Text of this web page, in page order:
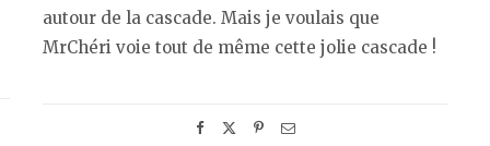
autour de la cascade. Mais je voulais que
MrChéri voie tout de même cette jolie cascade !